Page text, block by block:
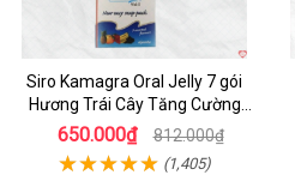
Siro Kamagra Oral Jelly 7 gói
Hương Trái Cây Tăng Cường
Sinh Lý Nam
650.000₫ 812.000₫
(1,405)